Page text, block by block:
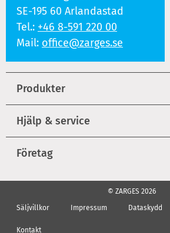
SE-195 60 Arlandastad
Tel.: +46 8-591 220 00
Mail: office@zarges.se
Produkter
Hjälp & service
Företag
© ZARGES 2026
Säljvillkor
Impressum Dataskydd
Kontakt